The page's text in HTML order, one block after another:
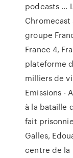
podcasts ...
Chromecast
groupe
France 4,
plateforme
milliers de
Emissions -
à la bataille
fait
Galles,
centre de la